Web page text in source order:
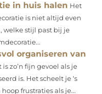
in huis halen Het
is niet altijd even
welke stijl past bij je
organiseren van
is zo’n fijn gevoel als je
is. Het scheelt je ‘s
frustraties als je...